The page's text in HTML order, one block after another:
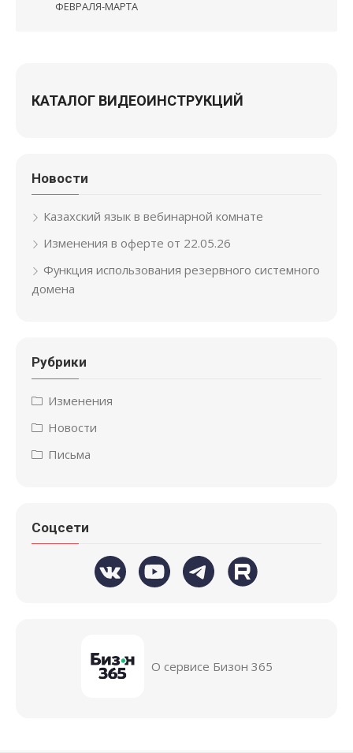
ФЕВРАЛЯ-МАРТА
КАТАЛОГ ВИДЕОИНСТРУКЦИЙ
Новости
Казахский язык в вебинарной комнате
Изменения в оферте от 22.05.26
Функция использования резервного системного
домена
Рубрики
Изменения
Новости
Письма
Соцсети
О сервисе Бизон 365